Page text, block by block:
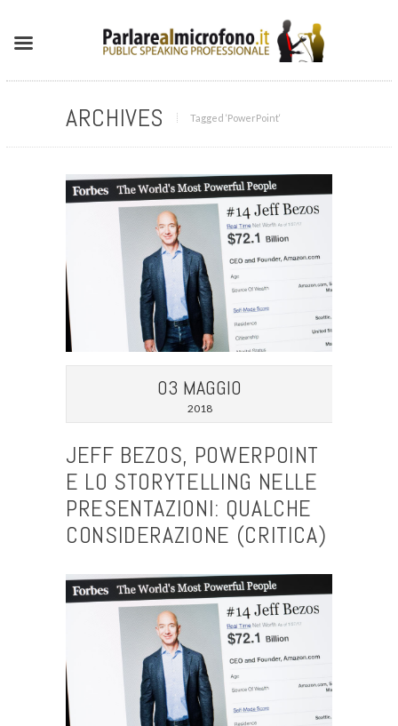
ARCHIVES Tagged ‘PowerPoint‘
03 MAGGIO
2018
JEFF BEZOS, POWERPOINT
E LO STORYTELLING NELLE
PRESENTAZIONI: QUALCHE
CONSIDERAZIONE (CRITICA)